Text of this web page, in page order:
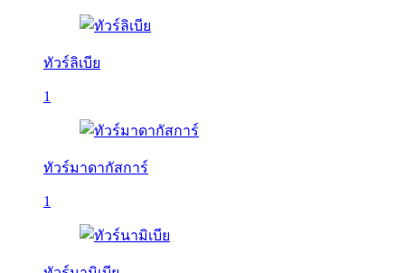
ทัวร์ลิเบีย
1
ทัวร์มาดากัสการ์
1